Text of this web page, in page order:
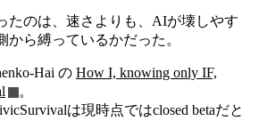
たのは、速さよりも、AIが壊しやす
から縛っているかだった。
Hai の How I, knowing only IF,
。
は現時点ではclosed betaだと